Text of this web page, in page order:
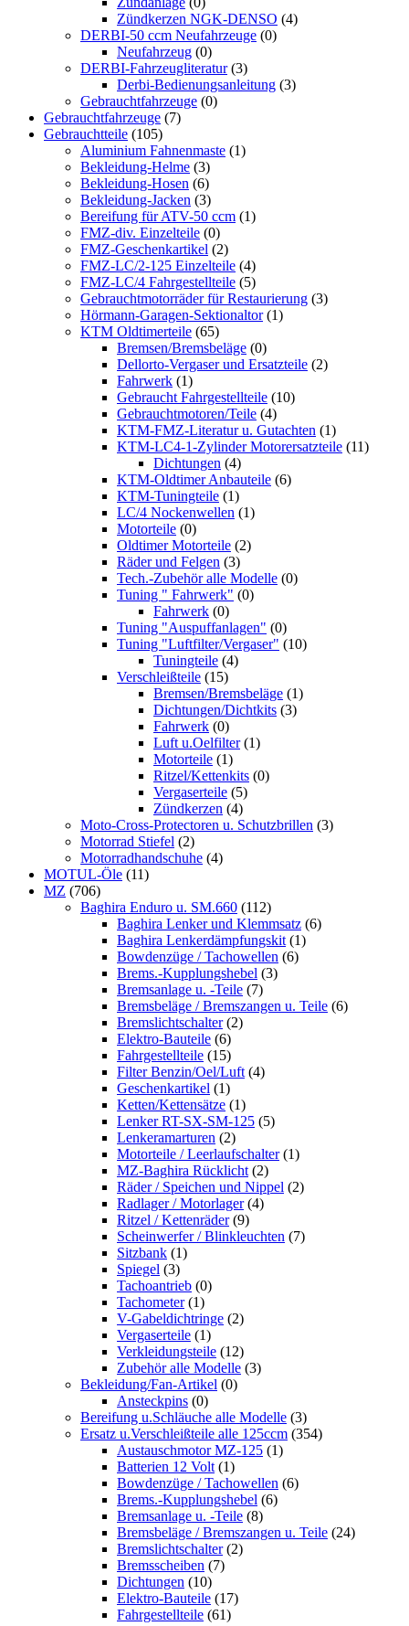
Zündkerzen NGK-DENSO (4)
DERBI-50 ccm Neufahrzeuge (0)
Neufahrzeug (0)
DERBI-Fahrzeugliteratur (3)
Derbi-Bedienungsanleitung (3)
Gebrauchtfahrzeuge (0)
Gebrauchtfahrzeuge (7)
Gebrauchtteile (105)
Aluminium Fahnenmaste (1)
Bekleidung-Helme (3)
Bekleidung-Hosen (6)
Bekleidung-Jacken (3)
Bereifung für ATV-50 ccm (1)
FMZ-div. Einzelteile (0)
FMZ-Geschenkartikel (2)
FMZ-LC/2-125 Einzelteile (4)
FMZ-LC/4 Fahrgestellteile (5)
Gebrauchtmotorräder für Restaurierung (3)
Hörmann-Garagen-Sektionaltor (1)
KTM Oldtimerteile (65)
Bremsen/Bremsbeläge (0)
Dellorto-Vergaser und Ersatzteile (2)
Fahrwerk (1)
Gebraucht Fahrgestellteile (10)
Gebrauchtmotoren/Teile (4)
KTM-FMZ-Literatur u. Gutachten (1)
KTM-LC4-1-Zylinder Motorersatzteile (11)
Dichtungen (4)
KTM-Oldtimer Anbauteile (6)
KTM-Tuningteile (1)
LC/4 Nockenwellen (1)
Motorteile (0)
Oldtimer Motorteile (2)
Räder und Felgen (3)
Tech.-Zubehör alle Modelle (0)
Tuning " Fahrwerk" (0)
Fahrwerk (0)
Tuning "Auspuffanlagen" (0)
Tuning "Luftfilter/Vergaser" (10)
Tuningteile (4)
Verschleißteile (15)
Bremsen/Bremsbeläge (1)
Dichtungen/Dichtkits (3)
Fahrwerk (0)
Luft u.Oelfilter (1)
Motorteile (1)
Ritzel/Kettenkits (0)
Vergaserteile (5)
Zündkerzen (4)
Moto-Cross-Protectoren u. Schutzbrillen (3)
Motorrad Stiefel (2)
Motorradhandschuhe (4)
MOTUL-Öle (11)
MZ (706)
Baghira Enduro u. SM.660 (112)
Baghira Lenker und Klemmsatz (6)
Baghira Lenkerdämpfungskit (1)
Bowdenzüge / Tachowellen (6)
Brems.-Kupplungshebel (3)
Bremsanlage u. -Teile (7)
Bremsbeläge / Bremszangen u. Teile (6)
Bremslichtschalter (2)
Elektro-Bauteile (6)
Fahrgestellteile (15)
Filter Benzin/Oel/Luft (4)
Geschenkartikel (1)
Ketten/Kettensätze (1)
Lenker RT-SX-SM-125 (5)
Lenkeramarturen (2)
Motorteile / Leerlaufschalter (1)
MZ-Baghira Rücklicht (2)
Räder / Speichen und Nippel (2)
Radlager / Motorlager (4)
Ritzel / Kettenräder (9)
Scheinwerfer / Blinkleuchten (7)
Sitzbank (1)
Spiegel (3)
Tachoantrieb (0)
Tachometer (1)
V-Gabeldichtringe (2)
Vergaserteile (1)
Verkleidungsteile (12)
Zubehör alle Modelle (3)
Bekleidung/Fan-Artikel (0)
Ansteckpins (0)
Bereifung u.Schläuche alle Modelle (3)
Ersatz u.Verschleißteile alle 125ccm (354)
Austauschmotor MZ-125 (1)
Batterien 12 Volt (1)
Bowdenzüge / Tachowellen (6)
Brems.-Kupplungshebel (6)
Bremsanlage u. -Teile (8)
Bremsbeläge / Bremszangen u. Teile (24)
Bremslichtschalter (2)
Bremsscheiben (7)
Dichtungen (10)
Elektro-Bauteile (17)
Fahrgestellteile (61)